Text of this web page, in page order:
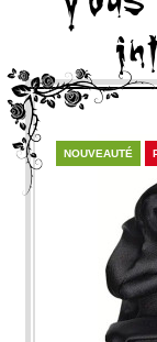
NOUVEAUTÉ